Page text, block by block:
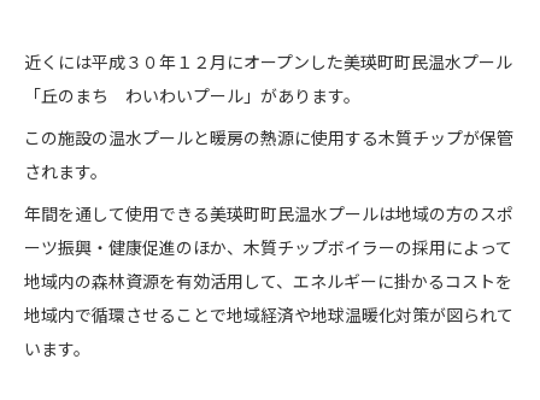
近くには平成３０年１２月にオープンした美瑛町町民温水プール
「丘のまち わいわいプール」があります。
この施設の温水プールと暖房の熱源に使用する木質チップが保管
されます。
年間を通して使用できる美瑛町町民温水プールは地域の方のスポ
ーツ振興・健康促進のほか、木質チップボイラーの採用によって
地域内の森林資源を有効活用して、エネルギーに掛かるコストを
地域内で循環させることで地域経済や地球温暖化対策が図られて
います。